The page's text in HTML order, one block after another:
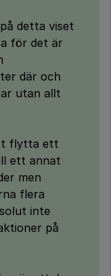
detta viset
för det är
där och
utan allt
flytta ett
ett annat
men
flera
inte
på